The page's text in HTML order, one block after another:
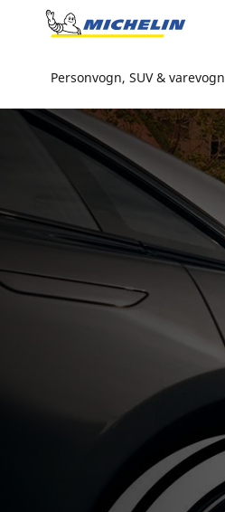
Go to page content
Personvogn, SUV & varevogn